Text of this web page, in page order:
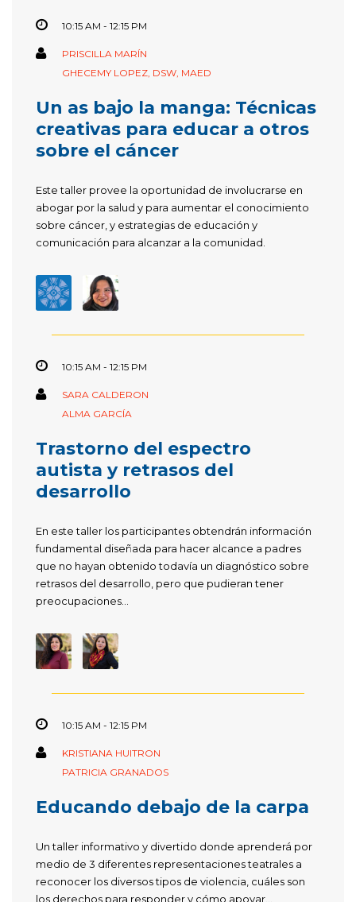
10:15 AM - 12:15 PM
PRISCILLA MARÍN
GHECEMY LOPEZ, DSW, MAED
Un as bajo la manga: Técnicas
creativas para educar a otros
sobre el cáncer
Este taller provee la oportunidad de involucrarse en
abogar por la salud y para aumentar el conocimiento
sobre cáncer, y estrategias de educación y
comunicación para alcanzar a la comunidad.
10:15 AM - 12:15 PM
SARA CALDERON
ALMA GARCÍA
Trastorno del espectro
autista y retrasos del
desarrollo
En este taller los participantes obtendrán información
fundamental diseñada para hacer alcance a padres
que no hayan obtenido todavía un diagnóstico sobre
retrasos del desarrollo, pero que pudieran tener
preocupaciones...
10:15 AM - 12:15 PM
KRISTIANA HUITRON
PATRICIA GRANADOS
Educando debajo de la carpa
Un taller informativo y divertido donde aprenderá por
medio de 3 diferentes representaciones teatrales a
reconocer los diversos tipos de violencia, cuáles son
los derechos para responder y cómo apoyar...